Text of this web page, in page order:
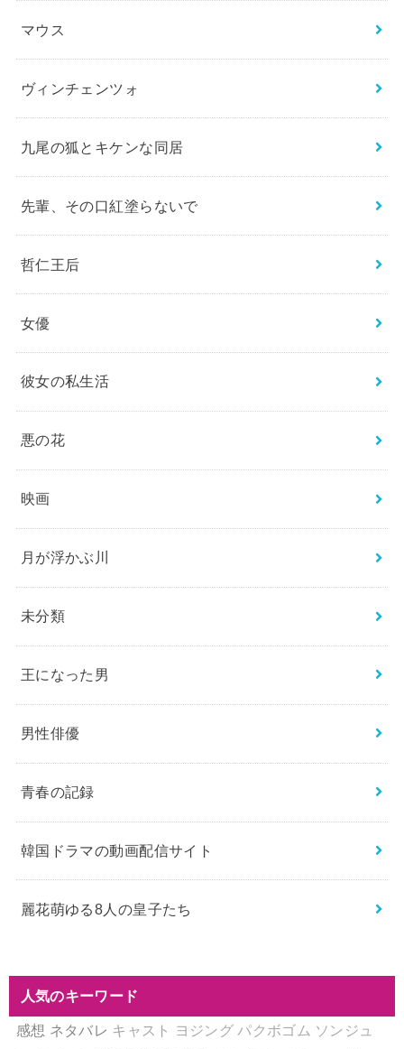
マウス
ヴィンチェンツォ
九尾の狐とキケンな同居
先輩、その口紅塗らないで
哲仁王后
女優
彼女の私生活
悪の花
映画
月が浮かぶ川
未分類
王になった男
男性俳優
青春の記録
韓国ドラマの動画配信サイト
麗花萌ゆる8人の皇子たち
人気のキーワード
感想 ネタバレ キャスト ヨジング パクボゴム ソンジュ